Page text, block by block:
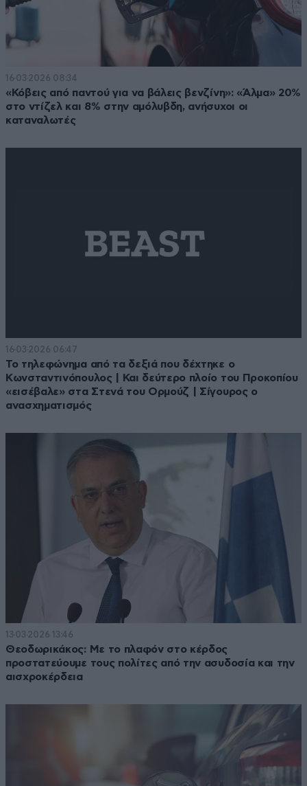
16·03·2026 08:34
«Κόβεις από παντού για να βάλεις βενζίνη»: «Άλμα» 20%
στο ντίζελ και 8% στην αμόλυβδη, ανήσυχοι οι
καταναλωτές
16·03·2026 06:47
Το τηλεφώνημα από τα δεξιά που δέχτηκε ο
Κωνσταντινόπουλος | Και δεύτερο πλοίο του Προκοπίου
«εισέβαλε» στα Στενά του Ορμούζ | Σίγουρος ο
ανασχηματισμός
13·03·2026 13:46
Θεοδωρικάκος: Με το πλαφόν στο κέρδος
προστατεύουμε τους πολίτες από την ασυδοσία και την
αισχροκέρδεια